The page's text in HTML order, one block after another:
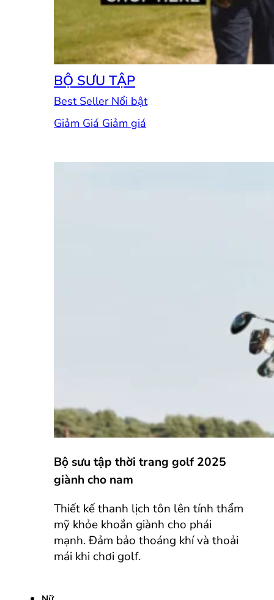
BỘ SƯU TẬP
Best Seller
Giảm Giá
Bộ sưu tập thời trang golf 2025
giành cho nam
Thiết kế thanh lịch tôn lên tính thẩm
mỹ khỏe khoắn giành cho phái
mạnh. Đảm bảo thoáng khí và thoải
mái khi chơi golf.